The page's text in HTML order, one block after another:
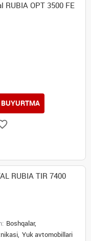
RUBIA OPT 3500 FE
BUYURTMA
RUBIA TIR 7400
Boshqalar,
Yuk avtomobillari